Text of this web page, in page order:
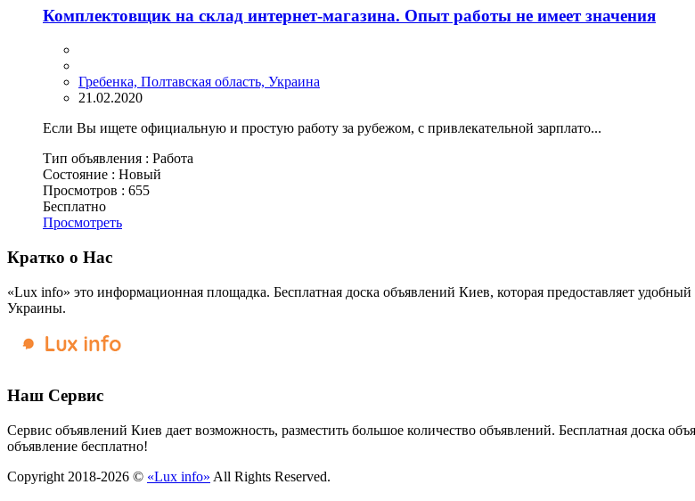
Комплектовщик на склад интернет-магазина. Опыт работы не имеет значения
Гребенка, Полтавская область, Украина
21.02.2020
Если Вы ищете официальную и простую работу за рубежом, с привлекательной зарплато...
Тип объявления : Работа
Состояние : Новый
Просмотров : 655
Бесплатно
Просмотреть
Кратко о Нас
«Lux info» это информационная площадка. Бесплатная доска объявлений Киев, которая предоставляет
Украины.
Наш Сервис
Сервис объявлений Киев дает возможность, разместить большое количество объявлений. Бесплатная доска
объявление бесплатно!
Copyright 2018-2026 © «Lux info» All Rights Reserved.